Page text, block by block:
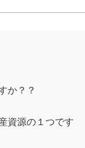
か？？
資源の１つです